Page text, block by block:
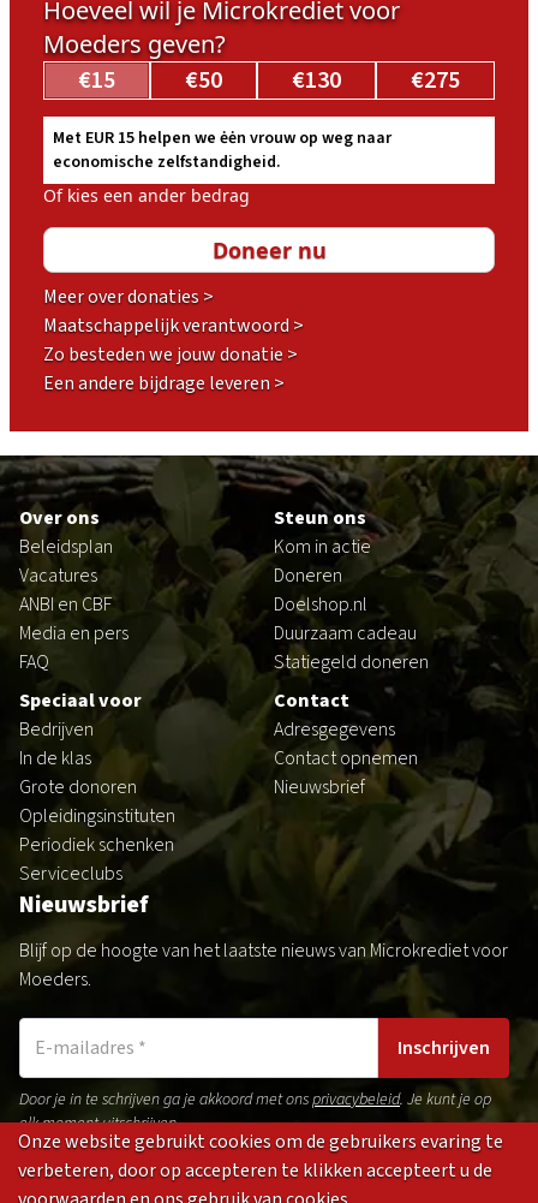
Hoeveel wil je Microkrediet voor
Moeders geven?
€15 €50 €130 €275
Met EUR 15 helpen we ėėn vrouw op weg naar
economische zelfstandigheid.
Of kies een ander bedrag
Meer over donaties >
Maatschappelijk verantwoord >
Zo besteden we jouw donatie >
Een andere bijdrage leveren >
Footer
Over ons
Beleidsplan
Vacatures
ANBI en CBF
Media en pers
FAQ
Steun ons
Kom in actie
Doneren
Doelshop.nl
Duurzaam cadeau
Statiegeld doneren
Speciaal voor
Bedrijven
In de klas
Grote donoren
Opleidingsinstituten
Periodiek schenken
Serviceclubs
Contact
Adresgegevens
Contact opnemen
Nieuwsbrief
Nieuwsbrief
Blijf op de hoogte van het laatste nieuws van Microkrediet voor
Moeders.
Inschrijven
Door je in te schrijven ga je akkoord met onsprivacybeleid. Je kunt je op
elk moment uitschrijven.
Onze website gebruikt cookies om de gebruikers evaring te
verbeteren, door op accepteren te klikken accepteert u de